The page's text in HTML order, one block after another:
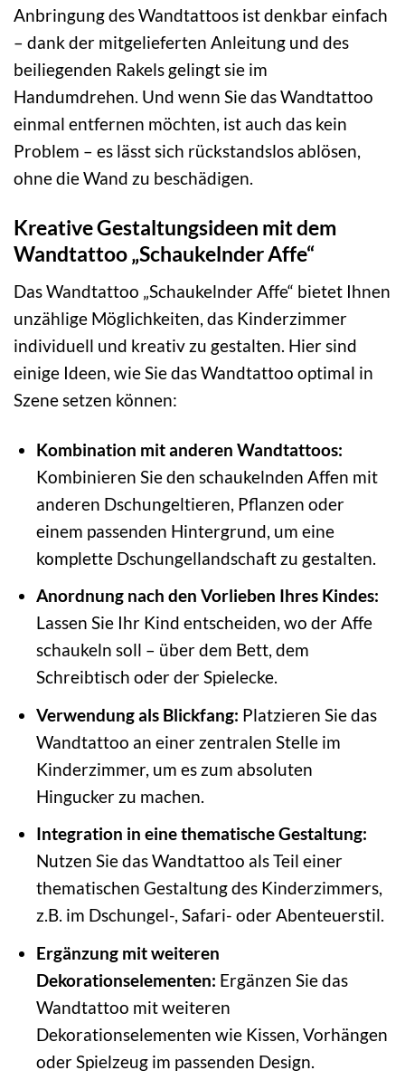
Anbringung des Wandtattoos ist denkbar einfach
– dank der mitgelieferten Anleitung und des
beiliegenden Rakels gelingt sie im
Handumdrehen. Und wenn Sie das Wandtattoo
einmal entfernen möchten, ist auch das kein
Problem – es lässt sich rückstandslos ablösen,
ohne die Wand zu beschädigen.
Kreative Gestaltungsideen mit dem
Wandtattoo „Schaukelnder Affe“
Das Wandtattoo „Schaukelnder Affe“ bietet Ihnen
unzählige Möglichkeiten, das Kinderzimmer
individuell und kreativ zu gestalten. Hier sind
einige Ideen, wie Sie das Wandtattoo optimal in
Szene setzen können:
Kombination mit anderen Wandtattoos:
Kombinieren Sie den schaukelnden Affen mit
anderen Dschungeltieren, Pflanzen oder
einem passenden Hintergrund, um eine
komplette Dschungellandschaft zu gestalten.
Anordnung nach den Vorlieben Ihres Kindes:
Lassen Sie Ihr Kind entscheiden, wo der Affe
schaukeln soll – über dem Bett, dem
Schreibtisch oder der Spielecke.
Verwendung als Blickfang: Platzieren Sie das
Wandtattoo an einer zentralen Stelle im
Kinderzimmer, um es zum absoluten
Hingucker zu machen.
Integration in eine thematische Gestaltung:
Nutzen Sie das Wandtattoo als Teil einer
thematischen Gestaltung des Kinderzimmers,
z.B. im Dschungel-, Safari- oder Abenteuerstil.
Ergänzung mit weiteren
Dekorationselementen: Ergänzen Sie das
Wandtattoo mit weiteren
Dekorationselementen wie Kissen, Vorhängen
oder Spielzeug im passenden Design.